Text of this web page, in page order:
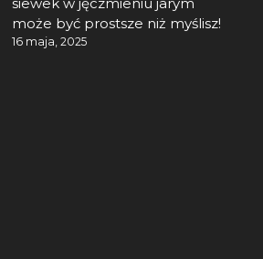
może być prostsze niż myślisz!
16 maja, 2025